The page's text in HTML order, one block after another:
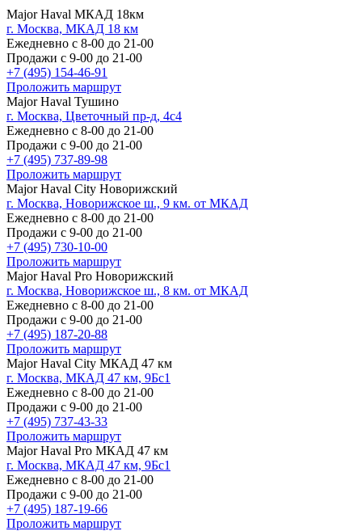
Major Haval МКАД 18км
г. Москва, МКАД 18 км
Ежедневно с 8-00 до 21-00
Продажи с 9-00 до 21-00
+7 (495) 154-46-91
Проложить маршрут
Major Haval Тушино
г. Москва, Цветочный пр-д, 4с4
Ежедневно с 8-00 до 21-00
Продажи с 9-00 до 21-00
+7 (495) 737-89-98
Проложить маршрут
Major Haval City Новорижский
г. Москва, Новорижское ш., 9 км. от МКАД
Ежедневно с 8-00 до 21-00
Продажи с 9-00 до 21-00
+7 (495) 730-10-00
Проложить маршрут
Major Haval Pro Новорижский
г. Москва, Новорижское ш., 8 км. от МКАД
Ежедневно с 8-00 до 21-00
Продажи с 9-00 до 21-00
+7 (495) 187-20-88
Проложить маршрут
Major Haval City МКАД 47 км
г. Москва, МКАД 47 км, 9Бс1
Ежедневно с 8-00 до 21-00
Продажи с 9-00 до 21-00
+7 (495) 737-43-33
Проложить маршрут
Major Haval Pro МКАД 47 км
г. Москва, МКАД 47 км, 9Бс1
Ежедневно с 8-00 до 21-00
Продажи с 9-00 до 21-00
+7 (495) 187-19-66
Проложить маршрут